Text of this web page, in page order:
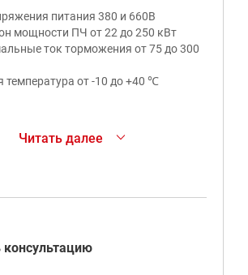
питания 380 и 660В
мощности ПЧ от 22 до 250 кВт
ток торможения от 75 до 300
температура от -10 до +40 ℃
частоты VEDA VFD
и напряжением питания 380-660В.
Читать далее
консультацию